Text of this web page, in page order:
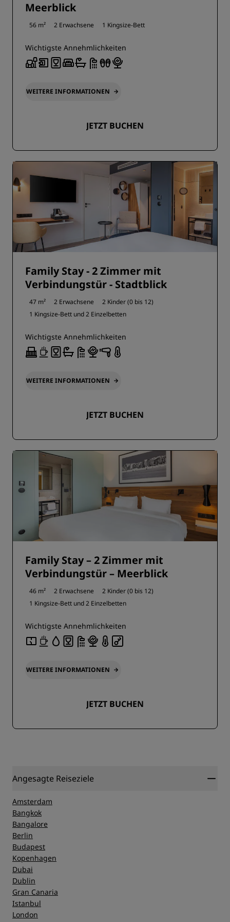
Meerblick
56 m² 2 Erwachsene 1 Kingsize-Bett
Wichtigste Annehmlichkeiten
WEITERE INFORMATIONEN
JETZT BUCHEN
Family Stay - 2 Zimmer mit
Verbindungstür - Stadtblick
47 m² 2 Erwachsene
2 Kinder (0 bis 12)
1 Kingsize-Bett und2 Einzelbetten
Wichtigste Annehmlichkeiten
WEITERE INFORMATIONEN
JETZT BUCHEN
Family Stay – 2 Zimmer mit
Verbindungstür – Meerblick
46 m² 2 Erwachsene
2 Kinder (0 bis 12)
1 Kingsize-Bett und2 Einzelbetten
Wichtigste Annehmlichkeiten
WEITERE INFORMATIONEN
JETZT BUCHEN
Angesagte Reiseziele
Amsterdam
Bangkok
Bangalore
Berlin
Budapest
Kopenhagen
Dubai
Dublin
Gran Canaria
Istanbul
London